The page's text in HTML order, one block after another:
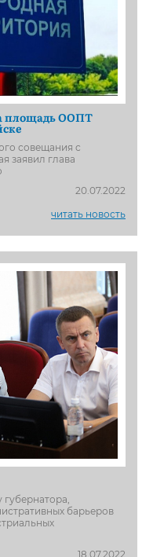
площадь ООПТ
совещания с
заявил глава
20.07.2022
читать новость
барьеров
18.07.2022